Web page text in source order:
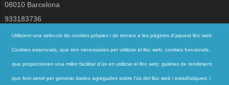
08010 Barcelona
933183736
jesuites@jesuites.net
Segueix-nos a
Utilitzem una selecció de cookies pròpies i de tercers a les pàgines d'aquest lloc web:
Cookies essencials, que són necessàries per utilitzar el lloc web; cookies funcionals,
que proporcionen una millor facilitat d'ús en utilitzar el lloc web; galetes de rendiment,
que fem servir per generar dades agregades sobre l'ús del lloc web i estadístiques; i